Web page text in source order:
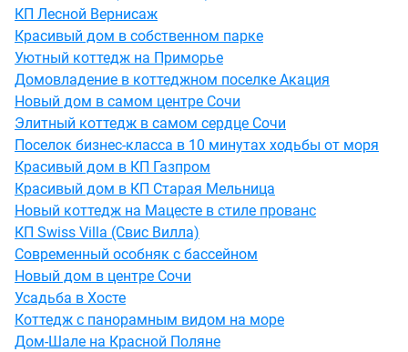
КП Лесной Вернисаж
Красивый дом в собственном парке
Уютный коттедж на Приморье
Домовладение в коттеджном поселке Акация
Новый дом в самом центре Сочи
Элитный коттедж в самом сердце Сочи
Поселок бизнес-класса в 10 минутах ходьбы от моря
Красивый дом в КП Газпром
Красивый дом в КП Старая Мельница
Новый коттедж на Мацесте в стиле прованс
КП Swiss Villa (Свис Вилла)
Современный особняк с бассейном
Новый дом в центре Сочи
Усадьба в Хосте
Коттедж с панорамным видом на море
Дом-Шале на Красной Поляне